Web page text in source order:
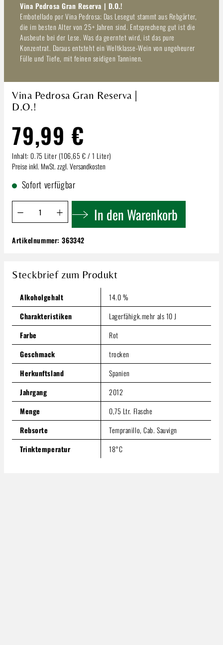
Vina Pedrosa Gran Reserva | D.O.!
Embotellado por Vina Pedrosa; Das Lesegut stammt aus Rebgärter,
die im besten Alter von 25+ Jahren sind. Entsprecheng gut ist die
Ausbeute bei der Lese. Was da geerntet wird, ist das pure
Konzentrat. Daraus entsteht ein Weltklasse-Wein von ungeheurer
Fülle und Tiefe, mit feinen seidigen Tanninen.
Vina Pedrosa Gran Reserva |
D.O.!
79,99 €
Inhalt: 0.75 Liter (106,65 € / 1 Liter)
Preise inkl. MwSt. zzgl. Versandkosten
Sofort verfügbar
Produkt Anzahl: Gib den gewünschten Wert ein oder
In den Warenkorb
Vina Pedrosa Gran Reserva | D.O.!
Inhalt:0.75 Liter(106,65 € / 1 Liter)
Preise inkl. MwSt. zzgl. Versandkosten
Produkt Anzahl: Gib den gewünschten Wert ein oder
In den Warenkorb
Artikelnummer:363342
Steckbrief zum Produkt
Alkoholgehalt
14.0 %
Charakteristiken
Lagerfähigk.mehr als 10 J
Farbe
Rot
Geschmack
trocken
Herkunftsland
Spanien
Jahrgang
2012
Menge
0,75 Ltr. Flasche
Rebsorte
Tempranillo, Cab. Sauvign
Trinktemperatur
18°C